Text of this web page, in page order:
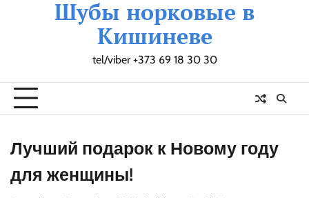
Шубы норковые в
Кишиневе
tel/viber +373 69 18 30 30
Главная
КакКорзина
Магазин
МойОформление
Фото
Лучший подарок к Новому году
для женщины!